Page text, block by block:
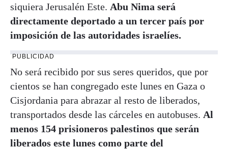
siquiera Jerusalén Este. Abu Nima será
directamente deportado a un tercer país por
imposición de las autoridades israelíes.
PUBLICIDAD
No será recibido por sus seres queridos, que por
cientos se han congregado este lunes en Gaza o
Cisjordania para abrazar al resto de liberados,
transportados desde las cárceles en autobuses. Al
menos 154 prisioneros palestinos que serán
liberados este lunes como parte del